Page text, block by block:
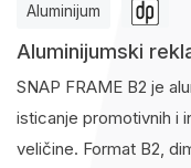
Aluminijum
Aluminijumski
SNAP FRAME B2 je
isticanje promotivnih i
veličine. Format B2,